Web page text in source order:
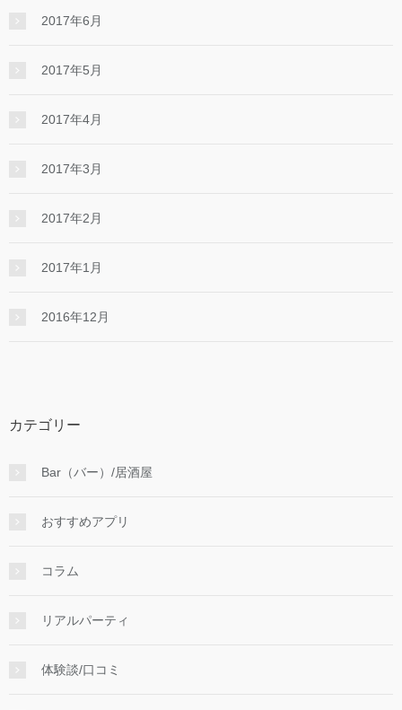
2017年6月
2017年5月
2017年4月
2017年3月
2017年2月
2017年1月
2016年12月
カテゴリー
Bar（バー）/居酒屋
おすすめアプリ
コラム
リアルパーティ
体験談/口コミ